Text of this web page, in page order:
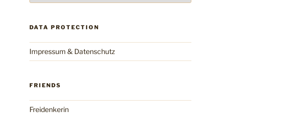
DATA PROTECTION
Impressum & Datenschutz
FRIENDS
Freidenkerin